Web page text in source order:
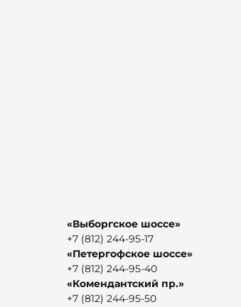
«Выборгское шоссе»
+7 (812) 244-95-17
«Петергофское шоссе»
+7 (812) 244-95-40
«Комендантский пр.»
+7 (812) 244-95-50